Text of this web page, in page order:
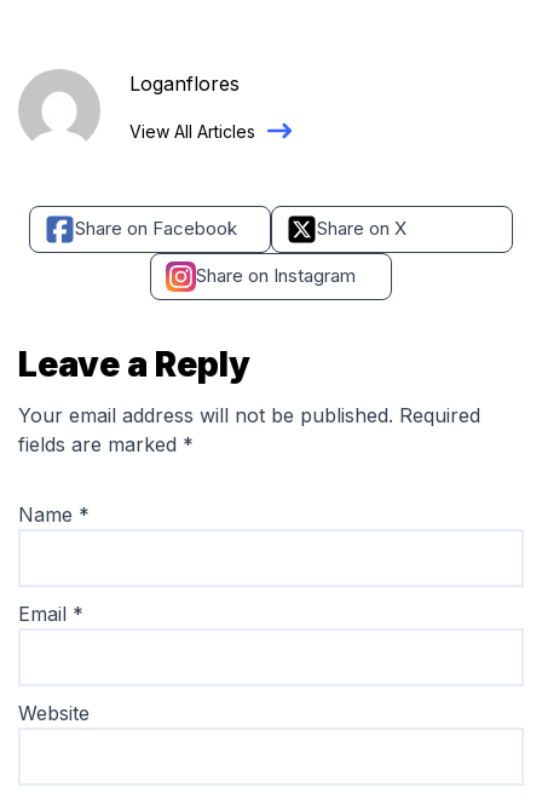
Loganflores
View All Articles
Share on Facebook Share on X
Share on Instagram
Leave a Reply
Your email address will not be published. Required
fields are marked *
Name *
Email *
Website